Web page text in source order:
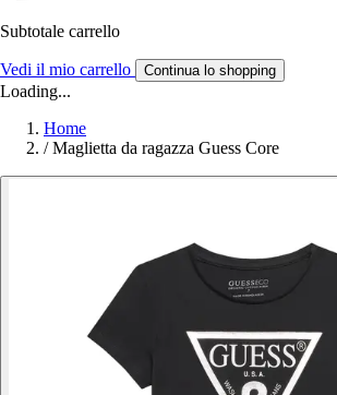
Subtotale carrello
Vedi il mio carrello Continua lo shopping
Loading...
Home
/ Maglietta da ragazza Guess Core